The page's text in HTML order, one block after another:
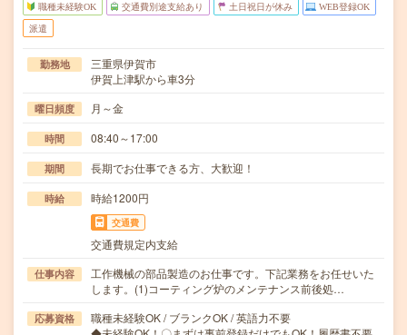
職種未経験OK 交通費別途支給あり 土日祝日が休み WEB登録OK
派遣
勤務地
三重県伊賀市
伊賀上津駅から車3分
曜日頻度 月～金
時間 08:40～17:00
期間 長期でお仕事できる方、大歓迎！
時給 時給1200円
交通費
交通費規定内支給
仕事内容
工作機械の部品製造のお仕事です。下記業務をお任せいた
します。(1)コーティング炉のメンテナンス前後処…
応募資格
職種未経験OK / ブランクOK / 英語力不要